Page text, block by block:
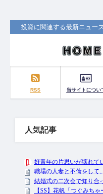
投資に関連する最新ニュー
RSS 当サイトについ
人気記事